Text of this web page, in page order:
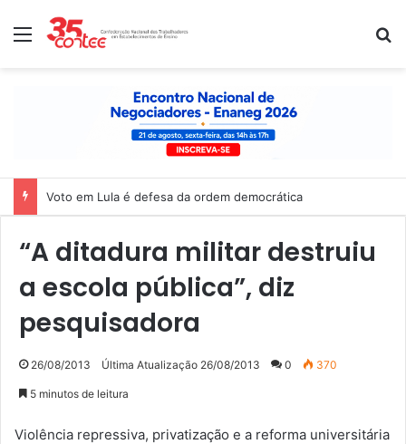
Menu
Nota de solidariedade ao povo venezuelano
“A ditadura militar destruiu
a escola pública”, diz
pesquisadora
26/08/2013 Última Atualização 26/08/2013 0 370
5 minutos de leitura
Violência repressiva, privatização e a reforma universitária